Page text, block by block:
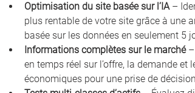
Optimisation du site basée sur l’IA –
plus rentable de votre site grâce à une
basée sur les données en seulement 5
Informations complètes sur le marché –
en temps réel sur l’offre, la demande et
économiques pour une prise de